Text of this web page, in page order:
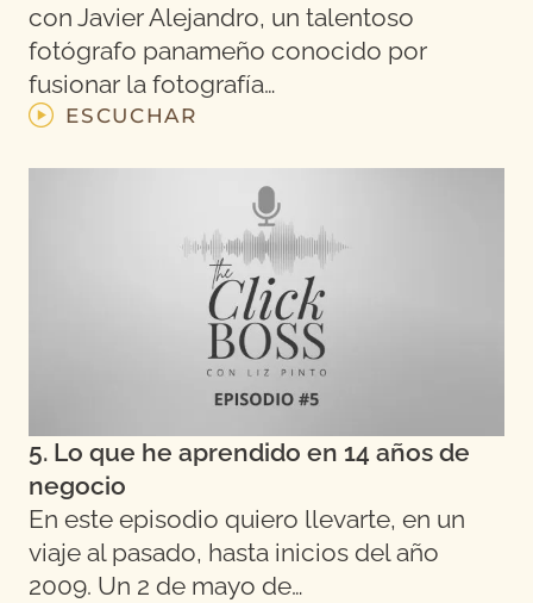
con Javier Alejandro, un talentoso
fotógrafo panameño conocido por
fusionar la fotografía…
ESCUCHAR
5. Lo que he aprendido en 14 años de
negocio
En este episodio quiero llevarte, en un
viaje al pasado, hasta inicios del año
2009. Un 2 de mayo de…